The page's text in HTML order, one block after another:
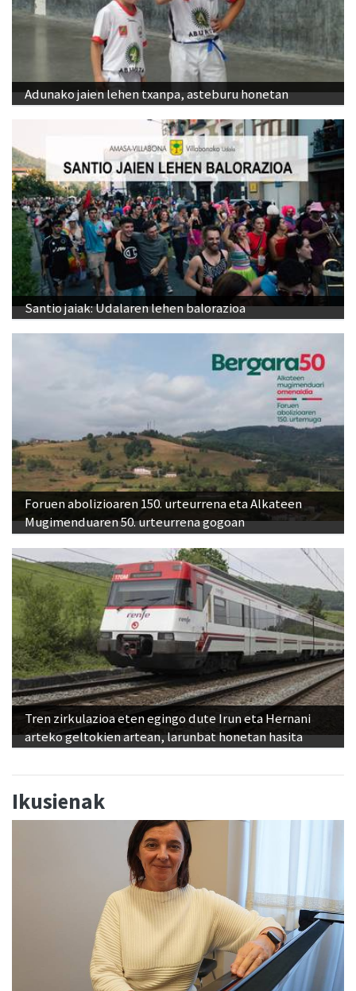
Adunako jaien lehen txanpa, asteburu honetan
Santio jaiak: Udalaren lehen balorazioa
Foruen abolizioaren 150. urteurrena eta Alkateen
Mugimenduaren 50. urteurrena gogoan
Tren zirkulazioa eten egingo dute Irun eta Hernani
arteko geltokien artean, larunbat honetan hasita
Ikusienak